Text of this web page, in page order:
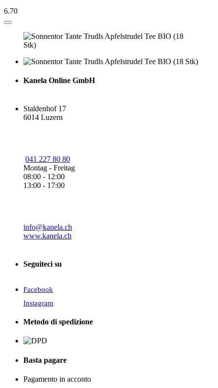
6.70
Kanela Online GmbH
Staldenhof 17
6014 Luzern
041 227 80 80
Montag - Freitag
08:00 - 12:00
13:00 - 17:00
info@kanela.ch
www.kanela.ch
Seguiteci su
Facebook
Instagram
Metodo di spedizione
Basta pagare
Pagamento in acconto